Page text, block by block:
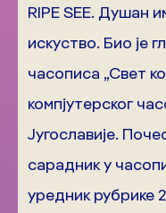
RIPE SEE. Душан
искуство. Био је
часописа „Свет
компјутерског
Југославије.
сарадник у
уредник рубрике